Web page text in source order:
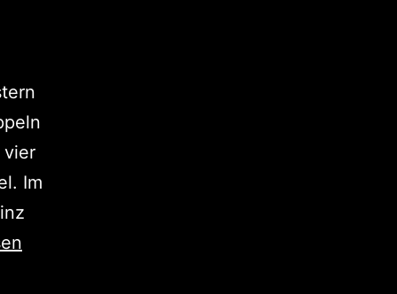
vier
Im